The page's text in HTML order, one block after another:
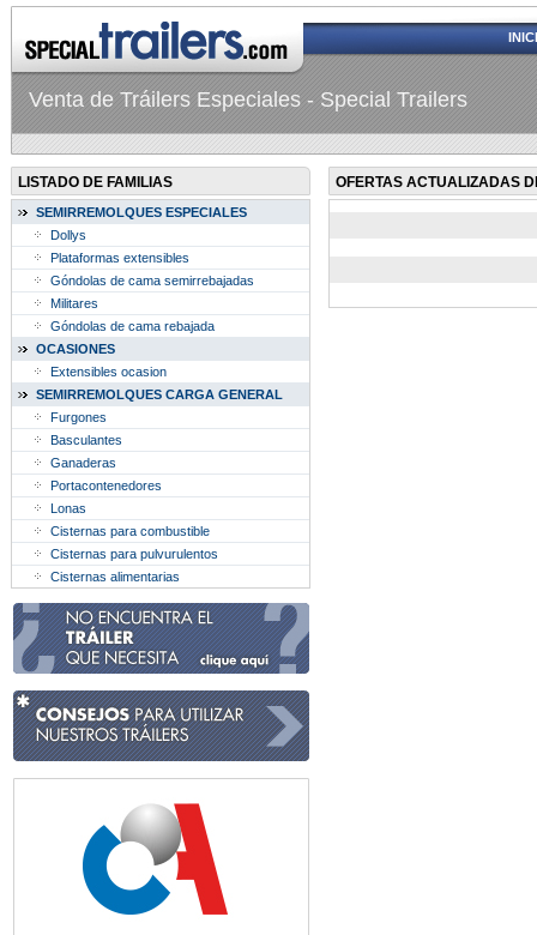
Venta de Tráilers Especiales - Special Trailers
LISTADO DE FAMILIAS
SEMIRREMOLQUES ESPECIALES
Dollys
Plataformas extensibles
Góndolas de cama semirrebajadas
Militares
Góndolas de cama rebajada
OCASIONES
Extensibles ocasion
SEMIRREMOLQUES CARGA GENERAL
Furgones
Basculantes
Ganaderas
Portacontenedores
Lonas
Cisternas para combustible
Cisternas para pulvurulentos
Cisternas alimentarias
OFERTAS ACTUALIZADAS